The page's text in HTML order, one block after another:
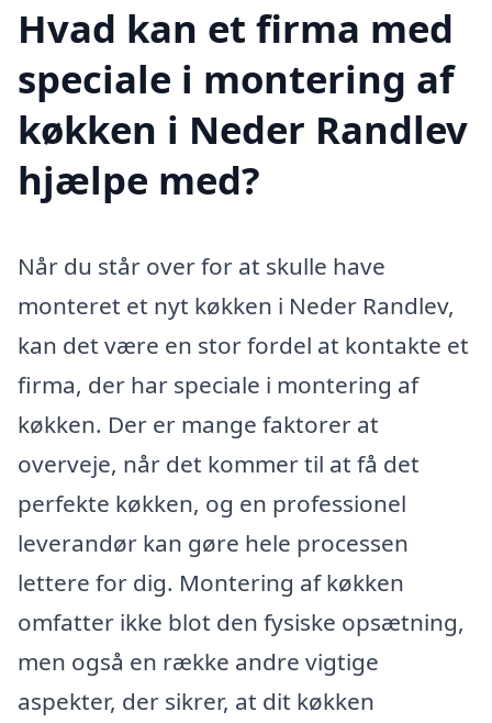
Hvad kan et firma med
speciale i montering af
køkken i Neder Randlev
hjælpe med?
Når du står over for at skulle have
monteret et nyt køkken i Neder Randlev,
kan det være en stor fordel at kontakte et
firma, der har speciale i montering af
køkken. Der er mange faktorer at
overveje, når det kommer til at få det
perfekte køkken, og en professionel
leverandør kan gøre hele processen
lettere for dig. Montering af køkken
omfatter ikke blot den fysiske opsætning,
men også en række andre vigtige
aspekter, der sikrer, at dit køkken